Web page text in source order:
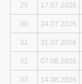
29 17.07.2026
30 24.07.2026
31 31.07.2026
32 07.08.2026
33 14.08.2026